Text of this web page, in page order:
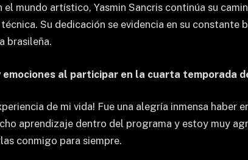
mundo artístico, Yasmin Sancris continúa su
Su dedicación se evidencia en su
brasileña.
al participar en la cuarta temporada
de mi vida! Fue una alegría inmensa
aprendizaje dentro del programa y estoy muy
conmigo para siempre.